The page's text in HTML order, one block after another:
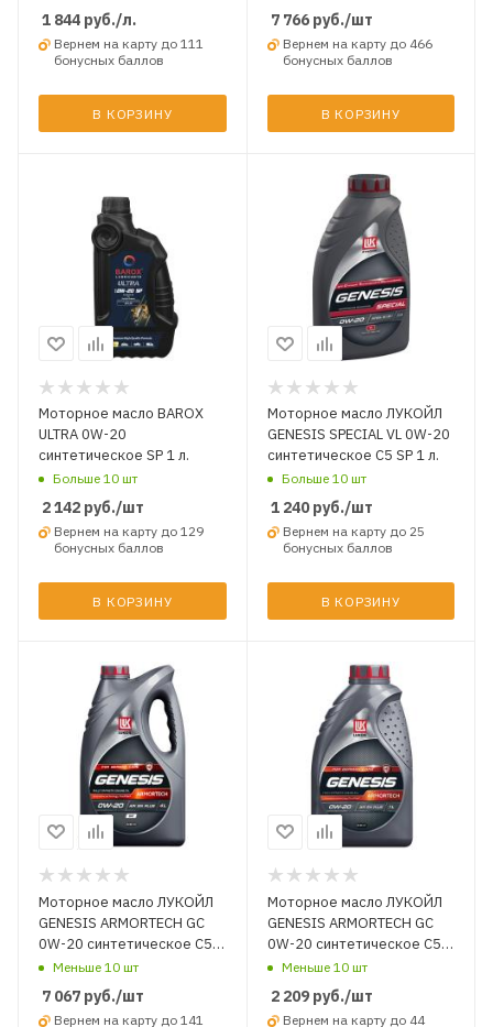
1 844 руб./л.
Вернем на карту до 111
бонусных баллов
В КОРЗИНУ
7 766руб./шт
Вернем на карту до 466
бонусных баллов
В КОРЗИНУ
Моторное масло BAROX
ULTRA 0W-20
синтетическое SP 1 л.
Больше 10 шт
2 142 руб./шт
Вернем на карту до 129
бонусных баллов
В КОРЗИНУ
Моторное масло ЛУКОЙЛ
GENESIS SPECIAL VL 0W-20
синтетическое C5 SP 1 л.
Больше 10 шт
1 240руб./шт
Вернем на карту до 25
бонусных баллов
В КОРЗИНУ
Моторное масло ЛУКОЙЛ
GENESIS ARMORTECH GC
0W-20 синтетическое C5
SN Plus 4 л.
Меньше 10 шт
7 067 руб./шт
Вернем на карту до 141
Моторное масло ЛУКОЙЛ
GENESIS ARMORTECH GC
0W-20 синтетическое C5
SN Plus 1 л.
Меньше 10 шт
2 209руб./шт
Вернем на карту до 44